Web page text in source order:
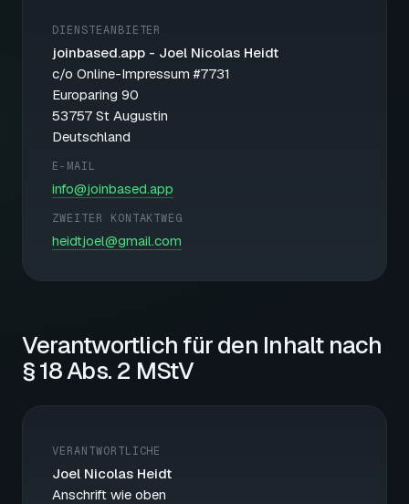
DIENSTEANBIETER
joinbased.app - Joel Nicolas Heidt
c/o Online-Impressum #7731
Europaring 90
53757 St Augustin
Deutschland
E-MAIL
info@joinbased.app
ZWEITER KONTAKTWEG
heidtjoel@gmail.com
Verantwortlich für den Inhalt nach
§ 18 Abs. 2 MStV
VERANTWORTLICHE
Joel Nicolas Heidt
Anschrift wie oben